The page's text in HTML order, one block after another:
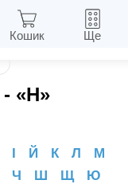
- «Н»
І Й К Л
М
Ч Ш Щ
Ю
Кошик Ще